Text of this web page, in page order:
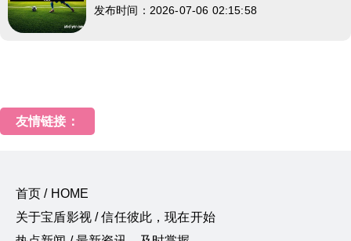
发布时间：2026-07-06 02:15:58
友情链接：
首页 / HOME
关于宝盾影视 / 信任彼此，现在开始